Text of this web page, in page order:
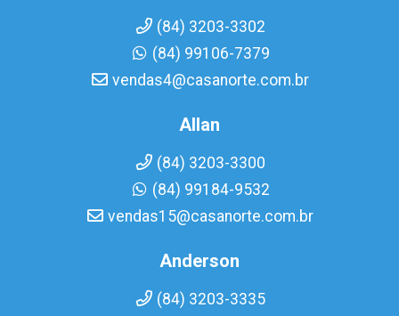
(84) 3203-3302
(84) 99106-7379
vendas4@casanorte.com.br
Allan
(84) 3203-3300
(84) 99184-9532
vendas15@casanorte.com.br
Anderson
(84) 3203-3335